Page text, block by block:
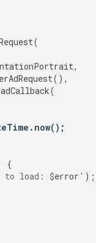
(
,
(),
(
. now();
{
to load: $error ' );